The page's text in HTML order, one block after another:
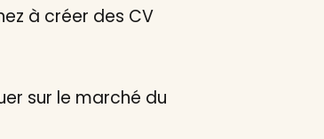
à créer des CV
sur le marché du